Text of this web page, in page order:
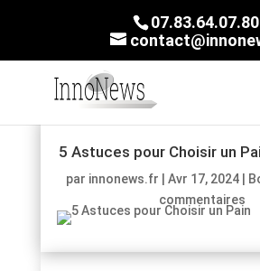
07.83.64.07.80
5 Astuces pour Choisir un
par innonews.fr Avr 17, 2024|
commentaires